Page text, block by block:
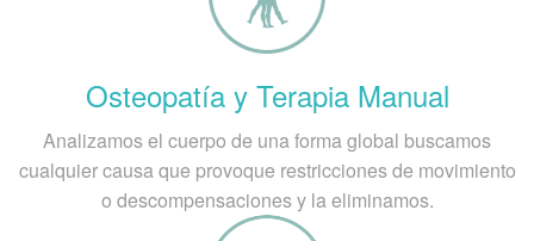
Osteopatía y Terapia Manual
Analizamos el cuerpo de una forma global buscamos
cualquier causa que provoque restricciones de movimiento
o descompensaciones y la eliminamos.